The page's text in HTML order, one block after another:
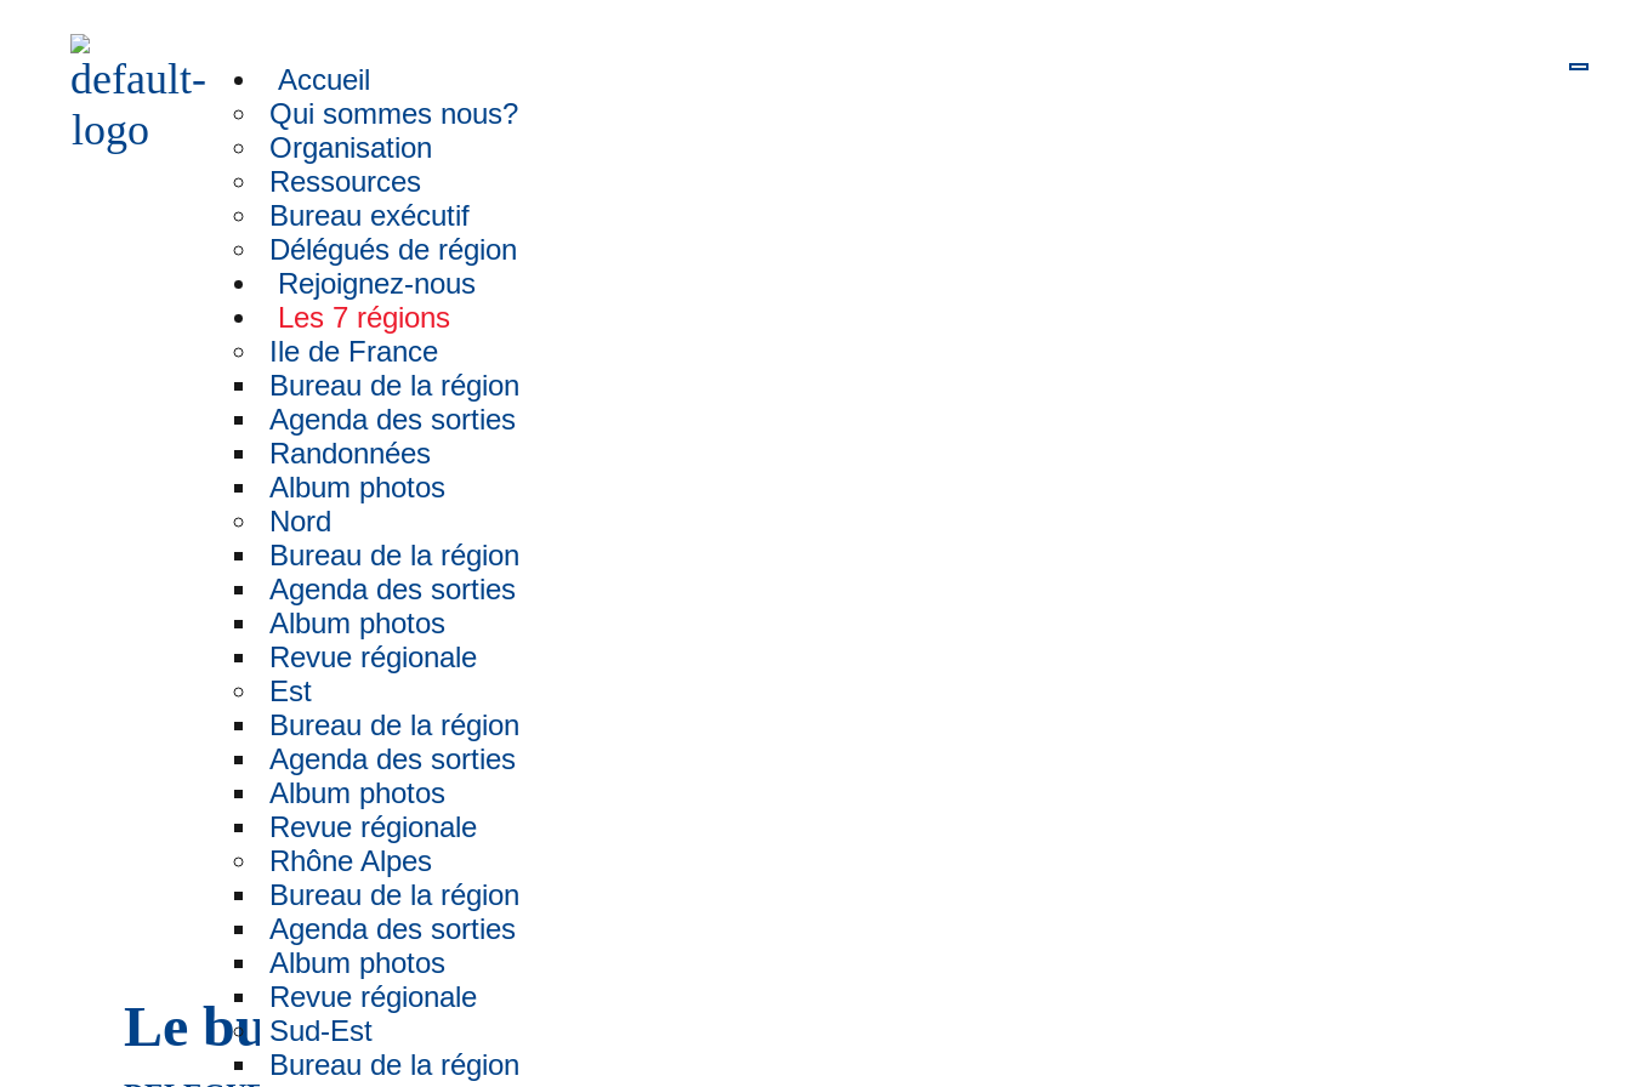
Accueil
Qui sommes nous?
Organisation
Ressources
Bureau exécutif
Délégués de région
Rejoignez-nous
Les 7 régions
Ile de France
Bureau de la région
Agenda des sorties
Randonnées
Album photos
Nord
Bureau de la région
Agenda des sorties
Album photos
Revue régionale
Est
Bureau de la région
Agenda des sorties
Album photos
Revue régionale
Rhône Alpes
Bureau de la région
Agenda des sorties
Album photos
Revue régionale
Sud-Est
Bureau de la région
Ile de France-Bureau de la région
Le bureau de la région